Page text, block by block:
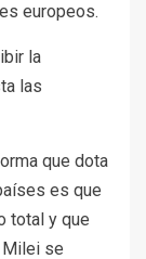
europeos.
la
las
que dota
es que
total y que
Milei se